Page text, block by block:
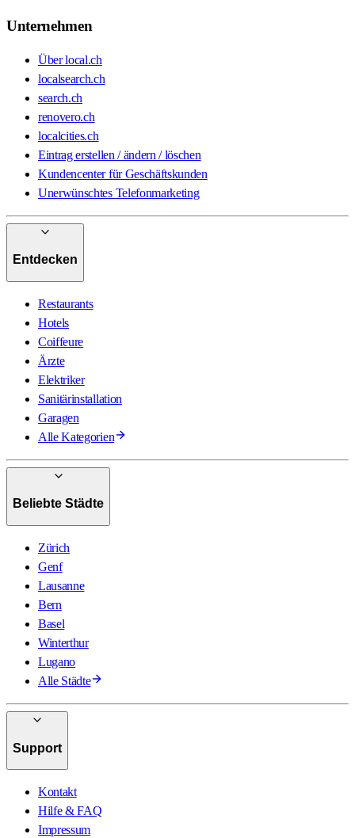
Unternehmen
Über local.ch
localsearch.ch
search.ch
renovero.ch
localcities.ch
Eintrag erstellen / ändern / löschen
Kundencenter für Geschäftskunden
Unerwünschtes Telefonmarketing
Entdecken
Restaurants
Hotels
Coiffeure
Ärzte
Elektriker
Sanitärinstallation
Garagen
Alle Kategorien
Beliebte Städte
Zürich
Genf
Lausanne
Bern
Basel
Winterthur
Lugano
Alle Städte
Support
Kontakt
Hilfe & FAQ
Impressum